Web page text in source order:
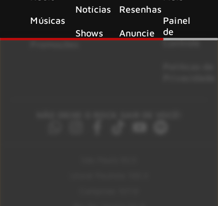
Músicas
Promoções
Notícias
Shows
Resenhas
Anuncie
Painel
de
Controle